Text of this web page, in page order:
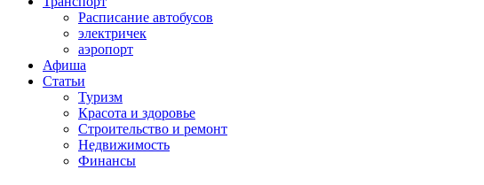
Расписание автобусов
электричек
аэропорт
Афиша
Статьи
Туризм
Красота и здоровье
Строительство и ремонт
Недвижимость
Финансы